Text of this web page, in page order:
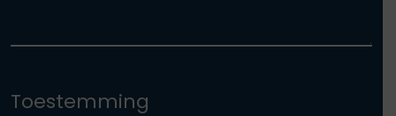
Toestemming